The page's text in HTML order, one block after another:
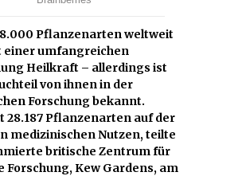
Pflanzenarten weltweit
einer umfangreichen
Heilkraft – allerdings ist
von ihnen in der
Forschung bekannt.
28.187 Pflanzenarten auf der
medizinischen Nutzen, teilte
britische Zentrum für
Forschung, Kew Gardens, am